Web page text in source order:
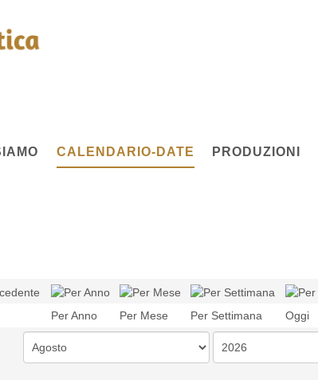
CALENDARIO-DATE PRODUZIONI
Per Anno Per Mese Per Settimana Oggi